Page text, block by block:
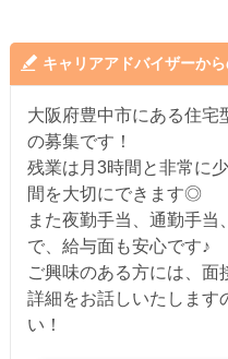
キャリアアドバイザーか
大阪府豊中市にある住宅
の募集です！
残業は月3時間と非常に
間を大切にできます◎
また夜勤手当、通勤手
で、給与面も安心です♪
ご興味のある方には、面
詳細をお話しいたします
い！